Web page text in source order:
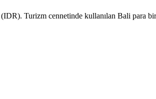
Turizm cennetinde kullanılan Bali para